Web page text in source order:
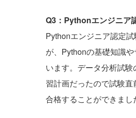
Q3：Pythonエンジニア
Pythonエンジニア認定
が、Pythonの基礎知識
います。データ分析試
習計画だったので試験
合格することができまし